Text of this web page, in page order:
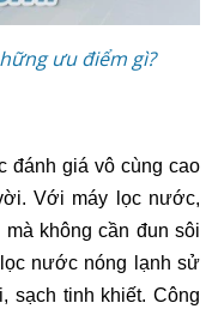
ưu điểm gì?
đánh giá vô cùng cao
Với máy lọc nước,
không cần đun sôi
nước nóng lạnh sử
sạch tinh khiết. Công